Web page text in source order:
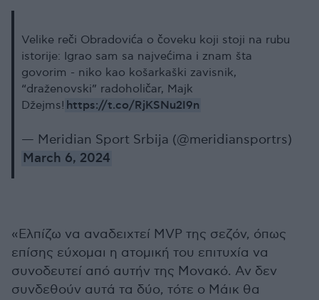
Velike reči Obradovića o čoveku koji stoji na rubu
istorije: Igrao sam sa najvećima i znam šta
govorim - niko kao košarkaški zavisnik,
“draženovski” radoholičar, Majk
Džejms! https://t.co/RjKSNu2I9n
— Meridian Sport Srbija (@meridiansportrs)
March 6, 2024
«Ελπίζω να αναδειχτεί MVP της σεζόν, όπως
επίσης εύχομαι η ατομική του επιτυχία να
συνοδευτεί από αυτήν της Μονακό. Αν δεν
συνδεθούν αυτά τα δύο, τότε ο Μάικ θα